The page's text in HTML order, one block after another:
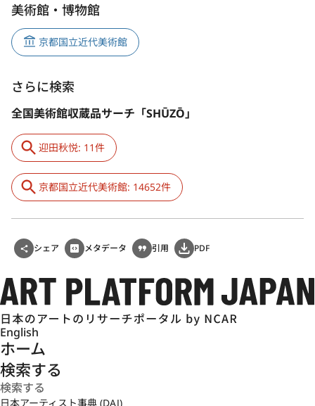
美術館・博物館
京都国立近代美術館
さらに検索
全国美術館収蔵品サーチ「SHŪZŌ」
迎田秋悦: 11件
京都国立近代美術館: 14652件
シェア メタデータ 引用 PDF
English
ホーム
検索する
日本アーティスト事典 (DAJ)